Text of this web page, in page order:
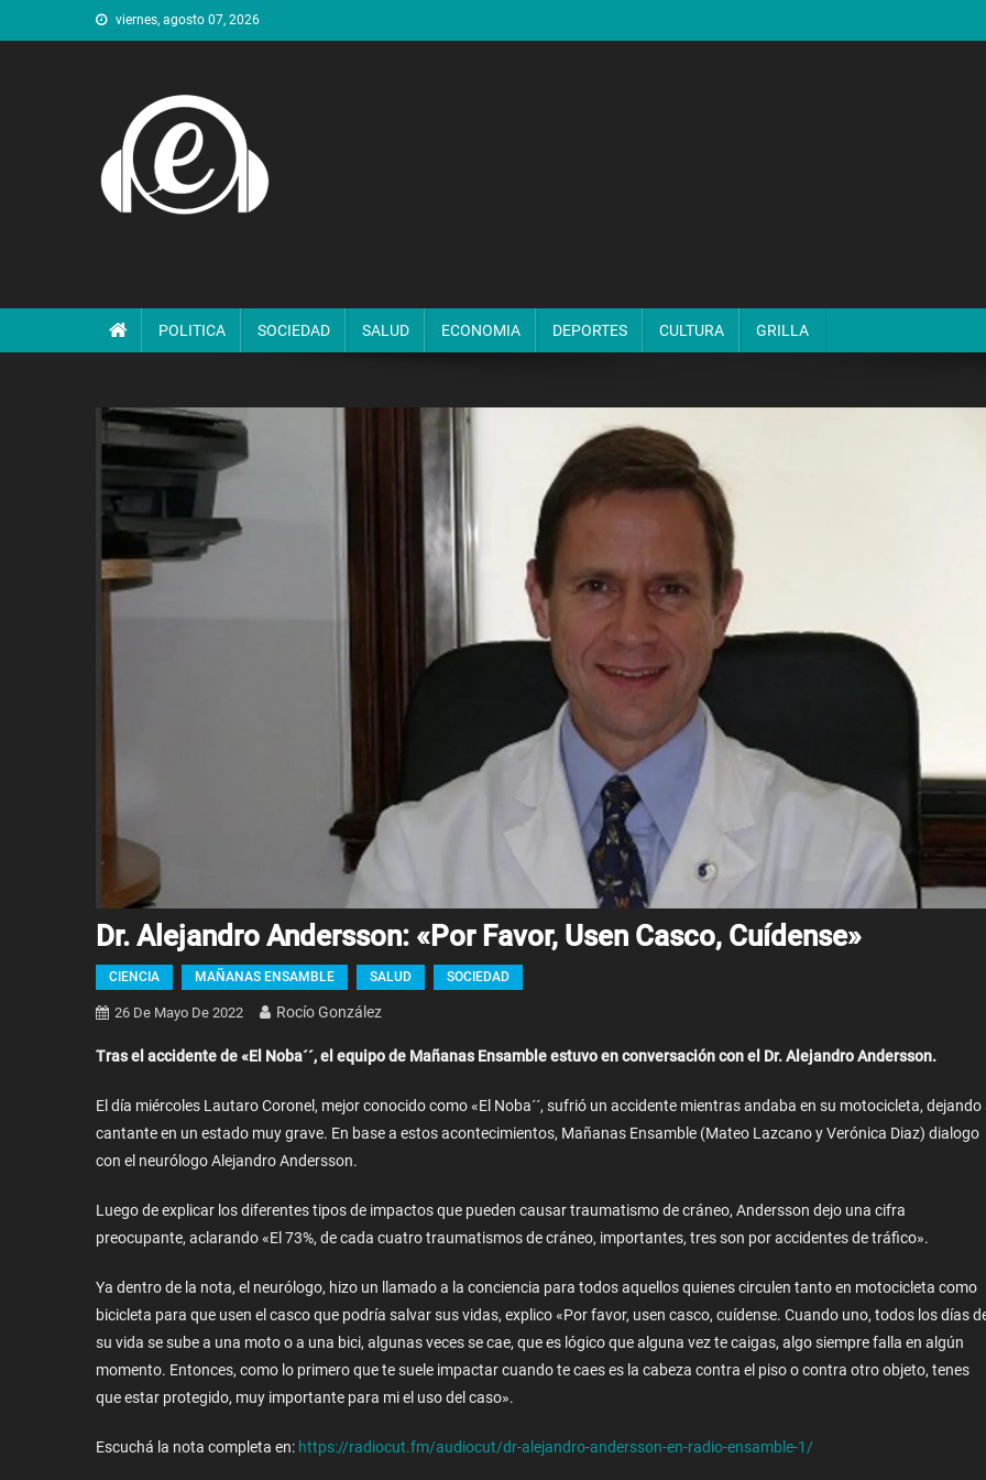
al
viernes, agosto 07, 2026
POLITICA SOCIEDAD SALUD ECONOMIA DEPORTES CULTURA GRILLA
Dr. Alejandro Andersson: «Por Favor, Usen Casco, Cuídense»
CIENCIA MAÑANAS ENSAMBLE SALUD SOCIEDAD
26 De Mayo De 2022 Rocío González
Tras el accidente de «El Noba´´, el equipo de Mañanas Ensamble estuvo en conversación con el Dr. Alejandro Andersson.
El día miércoles Lautaro Coronel, mejor conocido como «El Noba´´, sufrió un accidente mientras andaba en su motocicleta, dejando
cantante en un estado muy grave. En base a estos acontecimientos, Mañanas Ensamble (Mateo Lazcano y Verónica Diaz) dialogo
con el neurólogo Alejandro Andersson.
Luego de explicar los diferentes tipos de impactos que pueden causar traumatismo de cráneo, Andersson dejo una cifra
preocupante, aclarando «El 73%, de cada cuatro traumatismos de cráneo, importantes, tres son por accidentes de tráfico».
Ya dentro de la nota, el neurólogo, hizo un llamado a la conciencia para todos aquellos quienes circulen tanto en motocicleta como
bicicleta para que usen el casco que podría salvar sus vidas, explico «Por favor, usen casco, cuídense. Cuando uno, todos los días
su vida se sube a una moto o a una bici, algunas veces se cae, que es lógico que alguna vez te caigas, algo siempre falla en algún
momento. Entonces, como lo primero que te suele impactar cuando te caes es la cabeza contra el piso o contra otro objeto, tenes
que estar protegido, muy importante para mi el uso del caso».
Escuchá la nota completa en: https://radiocut.fm/audiocut/dr-alejandro-andersson-en-radio-ensamble-1/